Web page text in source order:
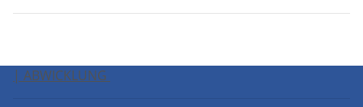
| ABWICKLUNG